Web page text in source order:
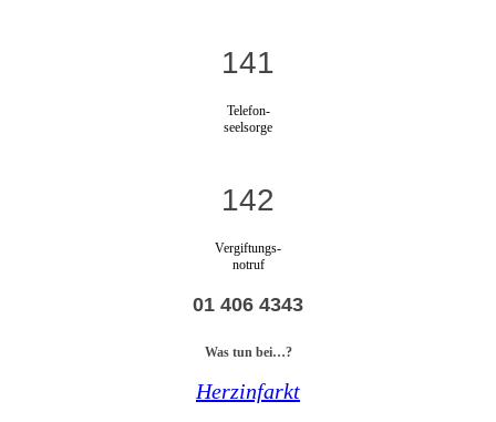
141
Telefon-
seelsorge
142
Vergiftungs-
notruf
01 406 4343
Was tun bei…?
Herzinfarkt